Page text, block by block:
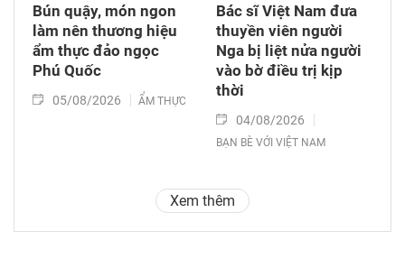
Bún quậy, món ngon
làm nên thương hiệu
ẩm thực đảo ngọc
Phú Quốc
05/08/2026 ẨM THỰC
Bác sĩ Việt Nam đưa
thuyền viên người
Nga bị liệt nửa người
vào bờ điều trị kịp
thời
04/08/2026
BẠN BÈ VỚI VIỆT NAM
Xem thêm